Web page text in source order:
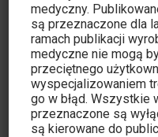
Czytelnia
medyczny.
są przeznaczone dla
ramach publikacji
medyczne nie mogą
przeciętnego
wyspecjalizowaniem
go w błąd. Wszystkie
przeznaczone są
są kierowane do